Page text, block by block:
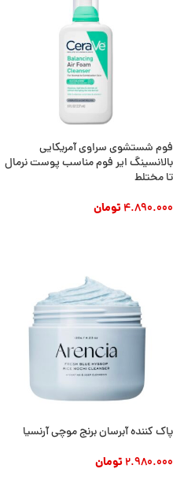
فوم شستشوی سراوی آمریکایی
بالانسینگ ایر فوم مناسب پوست نرمال
تا مختلط
4.890.000تومان
پاک کننده آبرسان برنج موچی آرنسیا
2.980.000تومان